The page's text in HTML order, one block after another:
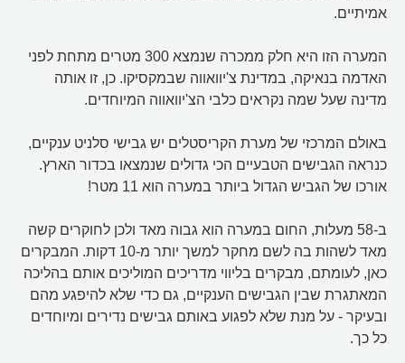
אמיתיים.
המערה הזו היא חלק ממכרה שנמצא 300 מטרים מתחת לפני
האדמה בנאיקה, במדינת צ'יוואווה שבמקסיקו. כן, זו אותה
מדינה שעל שמה נקראים כלבי הצ'יוואווה המיוחדים.
באולם המרכזי של מערת הקריסטלים יש גבישי סלניט ענקיים,
כנראה הגבישים הטבעיים הכי גדולים שנמצאו בכדור הארץ.
אורכו של הגביש הגדול ביותר במערה הוא 11 מטר!
ב-58 מעלות, החום במערה הוא גבוה מאד ולכן לחוקרים קשה
מאד לשהות בה לשם מחקר למשך יותר מ-10 דקות. המבקרים
כאן, לעומתם, מבקרים בליווי מדריכים המוליכים אותם בהליכה
המאתגרת שבין הגבישים הענקיים, גם כדי שלא להיפגע מהם
ובעיקר - על מנת שלא לפגוע באותם גבישים נדירים ומיוחדים
כל כך.